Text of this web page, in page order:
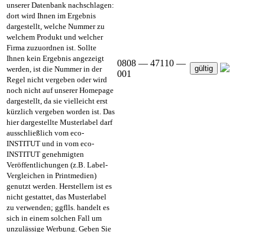
unserer Datenbank nachschlagen:
dort wird Ihnen im Ergebnis
dargestellt, welche Nummer zu
welchem Produkt und welcher
Firma zuzuordnen ist. Sollte
Ihnen kein Ergebnis angezeigt
werden, ist die Nummer in der
Regel nicht vergeben oder wird
noch nicht auf unserer Homepage
dargestellt, da sie vielleicht erst
kürzlich vergeben worden ist. Das
hier dargestellte Musterlabel darf
ausschließlich vom eco-
INSTITUT und in vom eco-
INSTITUT genehmigten
Veröffentlichungen (z.B. Label-
Vergleichen in Printmedien)
genutzt werden. Herstellern ist es
nicht gestattet, das Musterlabel
zu verwenden; ggflls. handelt es
sich in einem solchen Fall um
unzulässige Werbung. Geben Sie
0808 — 47110 —
001
gültig